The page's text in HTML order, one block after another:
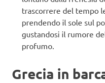
trascorrere del tempo
prendendo il sole sul
gustandosi il rumore
profumo.
Grecia in